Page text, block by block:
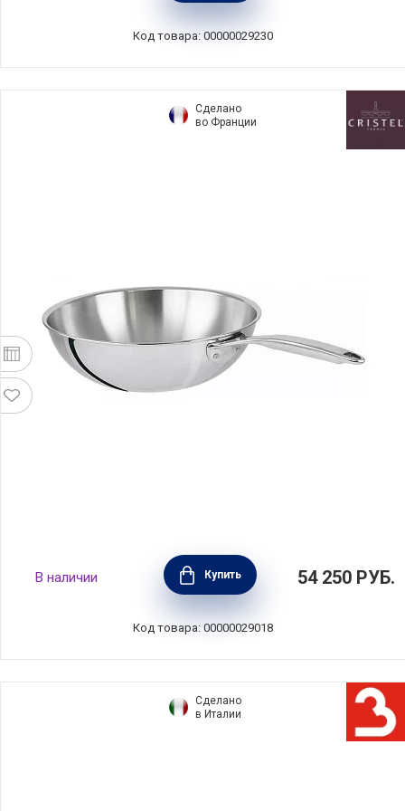
65121-300
Код товара: 00000029230
Сделано
во Франции
Вок Castel'Pro 5,5 л, диаметр 30 см,
материал нержавеющая сталь 18/10,
зеркальная полировка, Cristel, Франция,
WOK30CPFSK
В наличии Купить 54 250 РУБ.
Код товара: 00000029018
Сделано
в Италии